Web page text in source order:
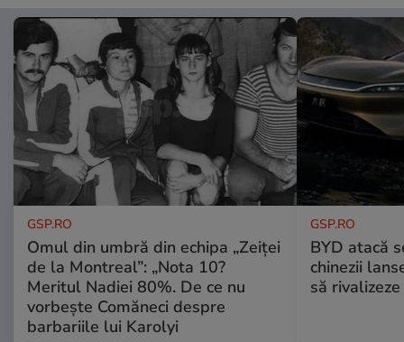
GSP.RO
Omul din umbră din echipa „Zeiței
de la Montreal”: „Nota 10?
Meritul Nadiei 80%. De ce nu
vorbește Comăneci despre
barbariile lui Karolyi
GSP.RO
BYD atacă
chinezii
să